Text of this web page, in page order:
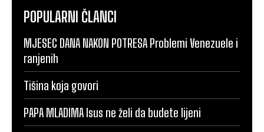
POPULARNI ČLANCI
MJESEC DANA NAKON POTRESA Problemi Venezuele i
ranjenih
Tišina koja govori
PAPA MLADIMA Isus ne želi da budete lijeni